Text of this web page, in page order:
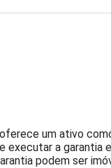
um ativo
executar a garantia
podem ser